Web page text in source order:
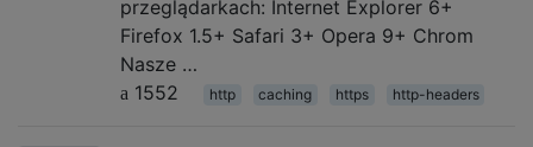
przeglądarkach: Internet Explorer 6+
Firefox 1.5+ Safari 3+ Opera 9+ Chrom
Nasze …
1552
http caching https http-headers